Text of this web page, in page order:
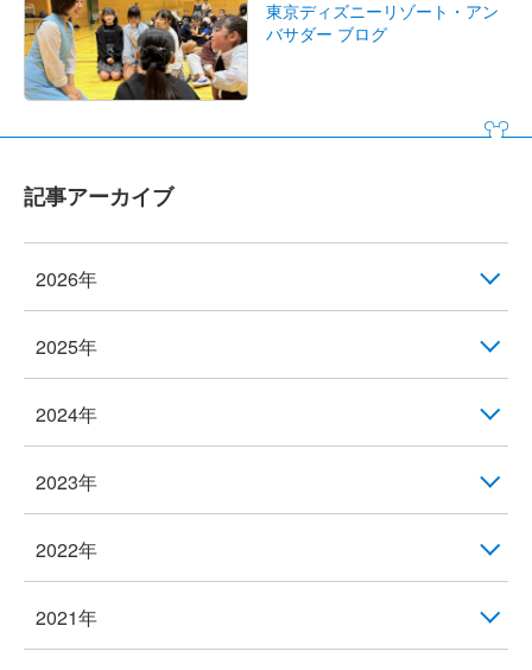
東京ディズニーリゾート・アン
バサダー ブログ
記事アーカイブ
2026年
2025年
2024年
2023年
2022年
2021年